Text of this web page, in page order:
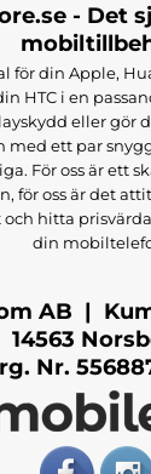
- Det
för din Apple,
HTC i en
eller gör
ett par
För oss är ett
för oss är det
hitta
din
AB |
14563
Nr.